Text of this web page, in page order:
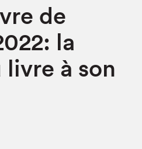
de
la
livre à son